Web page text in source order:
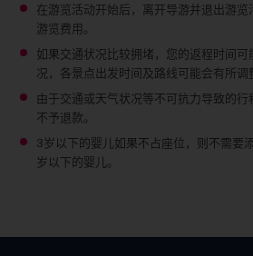
在游览活动开始后，离开导游并退出游
游览费用。
如果交通状况比较拥堵，您的返程时间
况，各景点出发时间及路线可能会有所调
由于交通或天气状况等不可抗力导致的
不予退款。
3岁以下的婴儿如果不占座位，则不需要添
岁以下的婴儿。